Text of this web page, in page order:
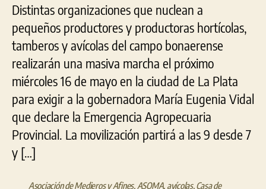
Distintas organizaciones que nuclean a
pequeños productores y productoras hortícolas,
tamberos y avícolas del campo bonaerense
realizarán una masiva marcha el próximo
miércoles 16 de mayo en la ciudad de La Plata
para exigir a la gobernadora María Eugenia Vidal
que declare la Emergencia Agropecuaria
Provincial. La movilización partirá a las 9 desde 7
y […]
Asociación de Medieros y Afines, ASOMA, avícolas, Casa de